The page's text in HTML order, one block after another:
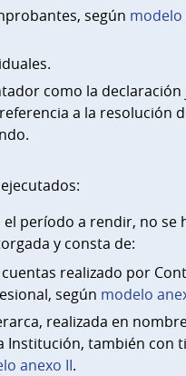
según modelo
como la declaración
a la resolución
período a rendir, no se
y consta de:
realizado por
según modelo
realizada en
Institución, también con
anexo II.